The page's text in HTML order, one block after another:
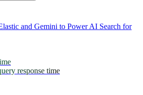
and Gemini to Power AI Search for
response time